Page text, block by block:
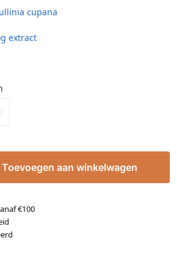
cupana
extract
Toevoegen aan winkelwagen
€100